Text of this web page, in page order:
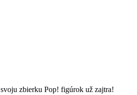
zbierku Pop! figúrok už zajtra!